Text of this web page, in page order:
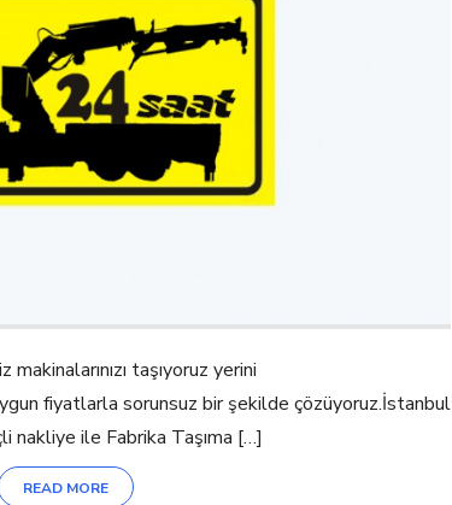
taşıyoruz yerini
fiyatlarla sorunsuz bir şekilde çözüyoruz.İstanbul
nakliye ile Fabrika Taşıma […]
READ MORE